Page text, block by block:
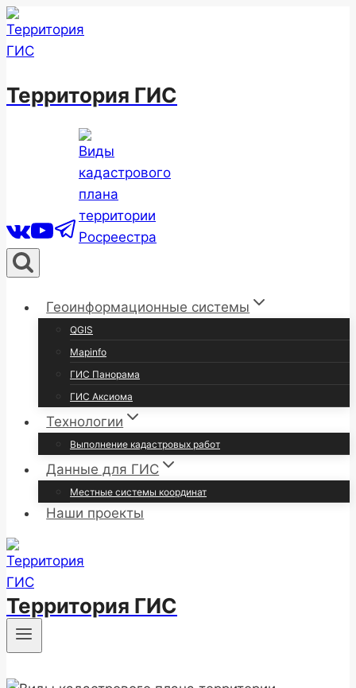
Перейти
к
содержимому
Территория ГИС
Геоинформационные системы
QGIS
Mapinfo
ГИС Панорама
ГИС Аксиома
Технологии
Выполнение кадастровых работ
Данные для ГИС
Местные системы координат
Наши проекты
Территория ГИС